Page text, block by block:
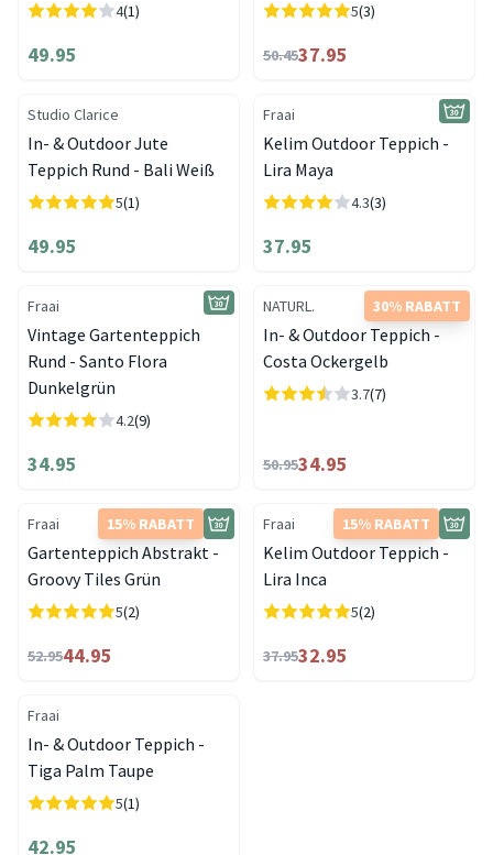
4(1)
49.95
5(3)
50.4537.95
Studio Clarice
In- & Outdoor Jute
Teppich Rund - Bali Weiß
5(1)
49.95
Fraai
Kelim Outdoor Teppich -
Lira Maya
4.3(3)
37.95
Fraai
Vintage Gartenteppich
Rund - Santo Flora
Dunkelgrün
4.2(9)
34.95
30% RABATT
NATURL.
In- & Outdoor Teppich -
Costa Ockergelb
3.7(7)
50.9534.95
15% RABATT
Fraai
Gartenteppich Abstrakt -
Groovy Tiles Grün
5(2)
52.9544.95
15% RABATT
Fraai
Kelim Outdoor Teppich -
Lira Inca
5(2)
37.9532.95
Fraai
In- & Outdoor Teppich -
Tiga Palm Taupe
5(1)
42.95